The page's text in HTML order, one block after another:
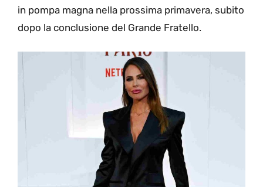
in pompa magna nella prossima primavera, subito
dopo la conclusione del Grande Fratello.